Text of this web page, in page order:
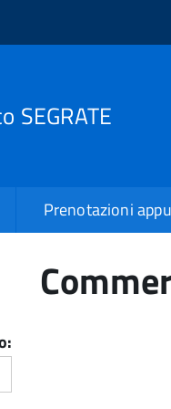
SEGRATE
Prenotazioni